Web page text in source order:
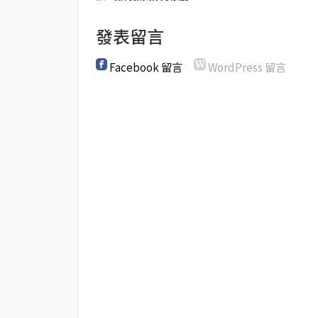
發表留言
Facebook 留言 WordPress 留言